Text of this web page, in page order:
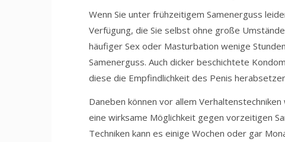
Wenn Sie unter frühzeitigem Samenerguss
Verfügung, die Sie selbst ohne große
häufiger Sex oder Masturbation wenige
Samenerguss. Auch dicker beschichtete
diese die Empfindlichkeit des Penis
Daneben können vor allem
eine wirksame Möglichkeit gegen vorzeitigen
Techniken kann es einige Wochen oder gar